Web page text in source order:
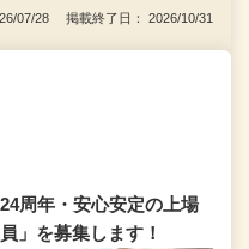
07/28 掲載終了日： 2026/10/31
周年・安心安定の上場
」を募集します！